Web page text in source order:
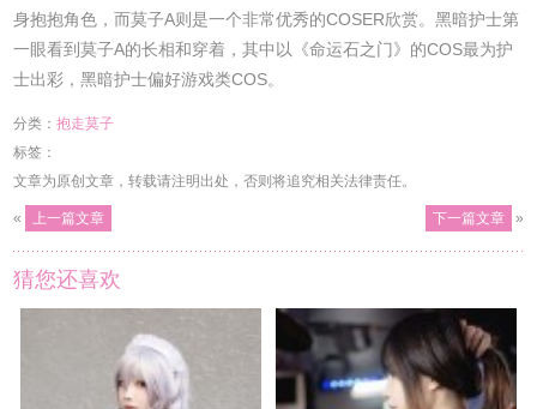
身抱抱角色，而莫子A则是一个非常优秀的COSER欣赏。黑暗护士第
一眼看到莫子A的长相和穿着，其中以《命运石之门》的COS最为护
士出彩，黑暗护士偏好游戏类COS。
分类：抱走莫子
标签：
文章为原创文章，转载请注明出处，否则将追究相关法律责任。
« 上一篇文章 下一篇文章 »
猜您还喜欢